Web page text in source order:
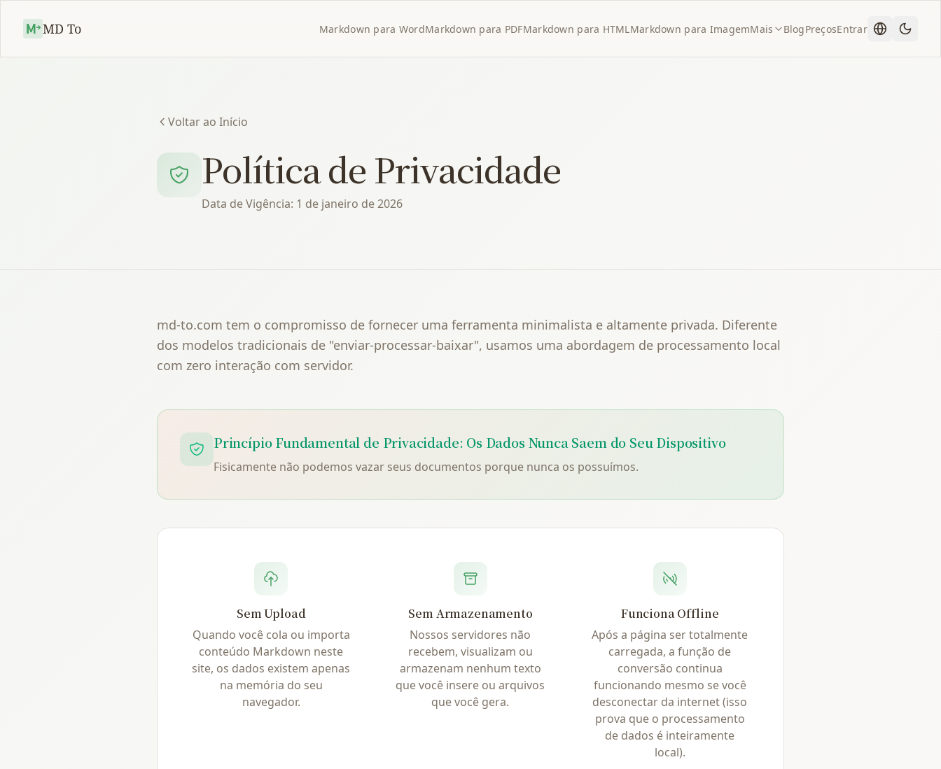
MD To Markdown para WordMarkdown para PDFMarkdown para HTML Markdown para ImagemMais BlogPreçosEntrar
Voltar ao Início
Política de Privacidade
Data de Vigência: 1 de janeiro de 2026
md-to.com tem o compromisso de fornecer uma ferramenta minimalista e altamente privada. Diferente
dos modelos tradicionais de "enviar-processar-baixar", usamos uma abordagem de processamento local
com zero interação com servidor.
Princípio Fundamental de Privacidade: Os Dados Nunca Saem do Seu Dispositivo
Fisicamente não podemos vazar seus documentos porque nunca os possuímos.
Sem Upload
Quando você cola ou importa
conteúdo Markdown neste
site, os dados existem apenas
na memória do seu
navegador.
Sem Armazenamento
Nossos servidores não
recebem, visualizam ou
armazenam nenhum texto
que você insere ou arquivos
que você gera.
Funciona Offline
Após a página ser totalmente
carregada, a função de
conversão continua
funcionando mesmo se você
desconectar da internet (isso
prova que o processamento
de dados é inteiramente
local).